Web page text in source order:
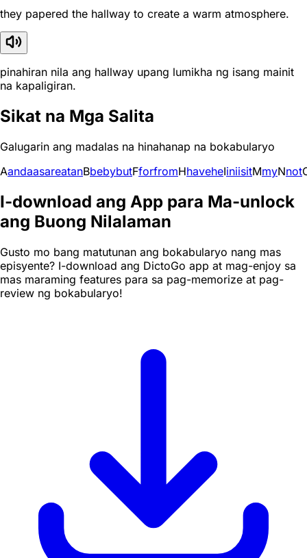
they papered the hallway to create a warm atmosphere.
pinahiran nila ang hallway upang lumikha ng isang mainit
na kapaligiran.
Sikat na Mga Salita
Galugarin ang madalas na hinahanap na bokabularyo
AandaasareatanBbebybutFforfromHhaveheIiniisitMmyNnot
I-download ang App para Ma-unlock
ang Buong Nilalaman
Gusto mo bang matutunan ang bokabularyo nang mas
episyente? I-download ang DictoGo app at mag-enjoy sa
mas maraming features para sa pag-memorize at pag-
review ng bokabularyo!